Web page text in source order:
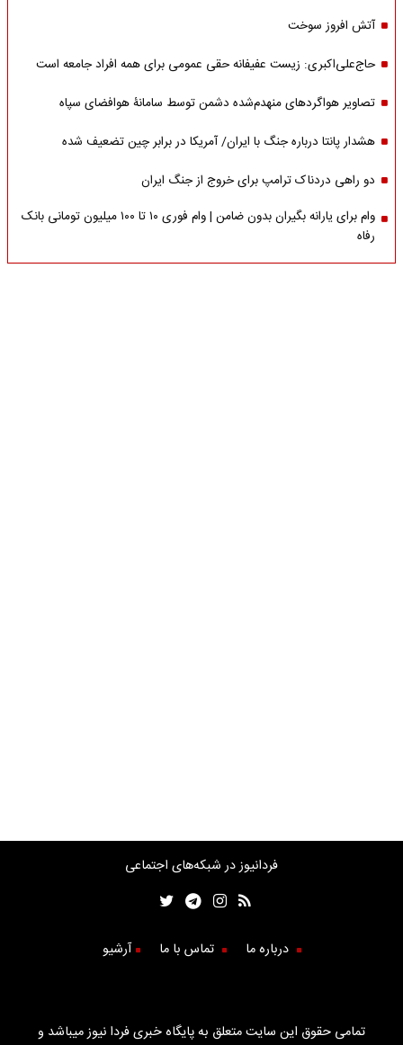
آتش افروز سوخت
حاج‌علی‌اکبری: زیست عفیفانه حقی عمومی برای همه افراد جامعه است
تصاویر هواگردهای منهدم‌شده دشمن توسط سامانۀ هوافضای سپاه
هشدار پانتا درباره جنگ با ایران/ آمریکا در برابر چین تضعیف شده
دو راهی دردناک ترامپ برای خروج از جنگ ایران
وام برای یارانه بگیران بدون ضامن | وام فوری ۱۰ تا ۱۰۰ میلیون تومانی بانک
رفاه
فردانیوز در شبکه‌های اجتماعی
درباره ما تماس با ما آرشیو
تمامی حقوق این سایت متعلق به پایگاه خبری فردا نیوز میباشد و